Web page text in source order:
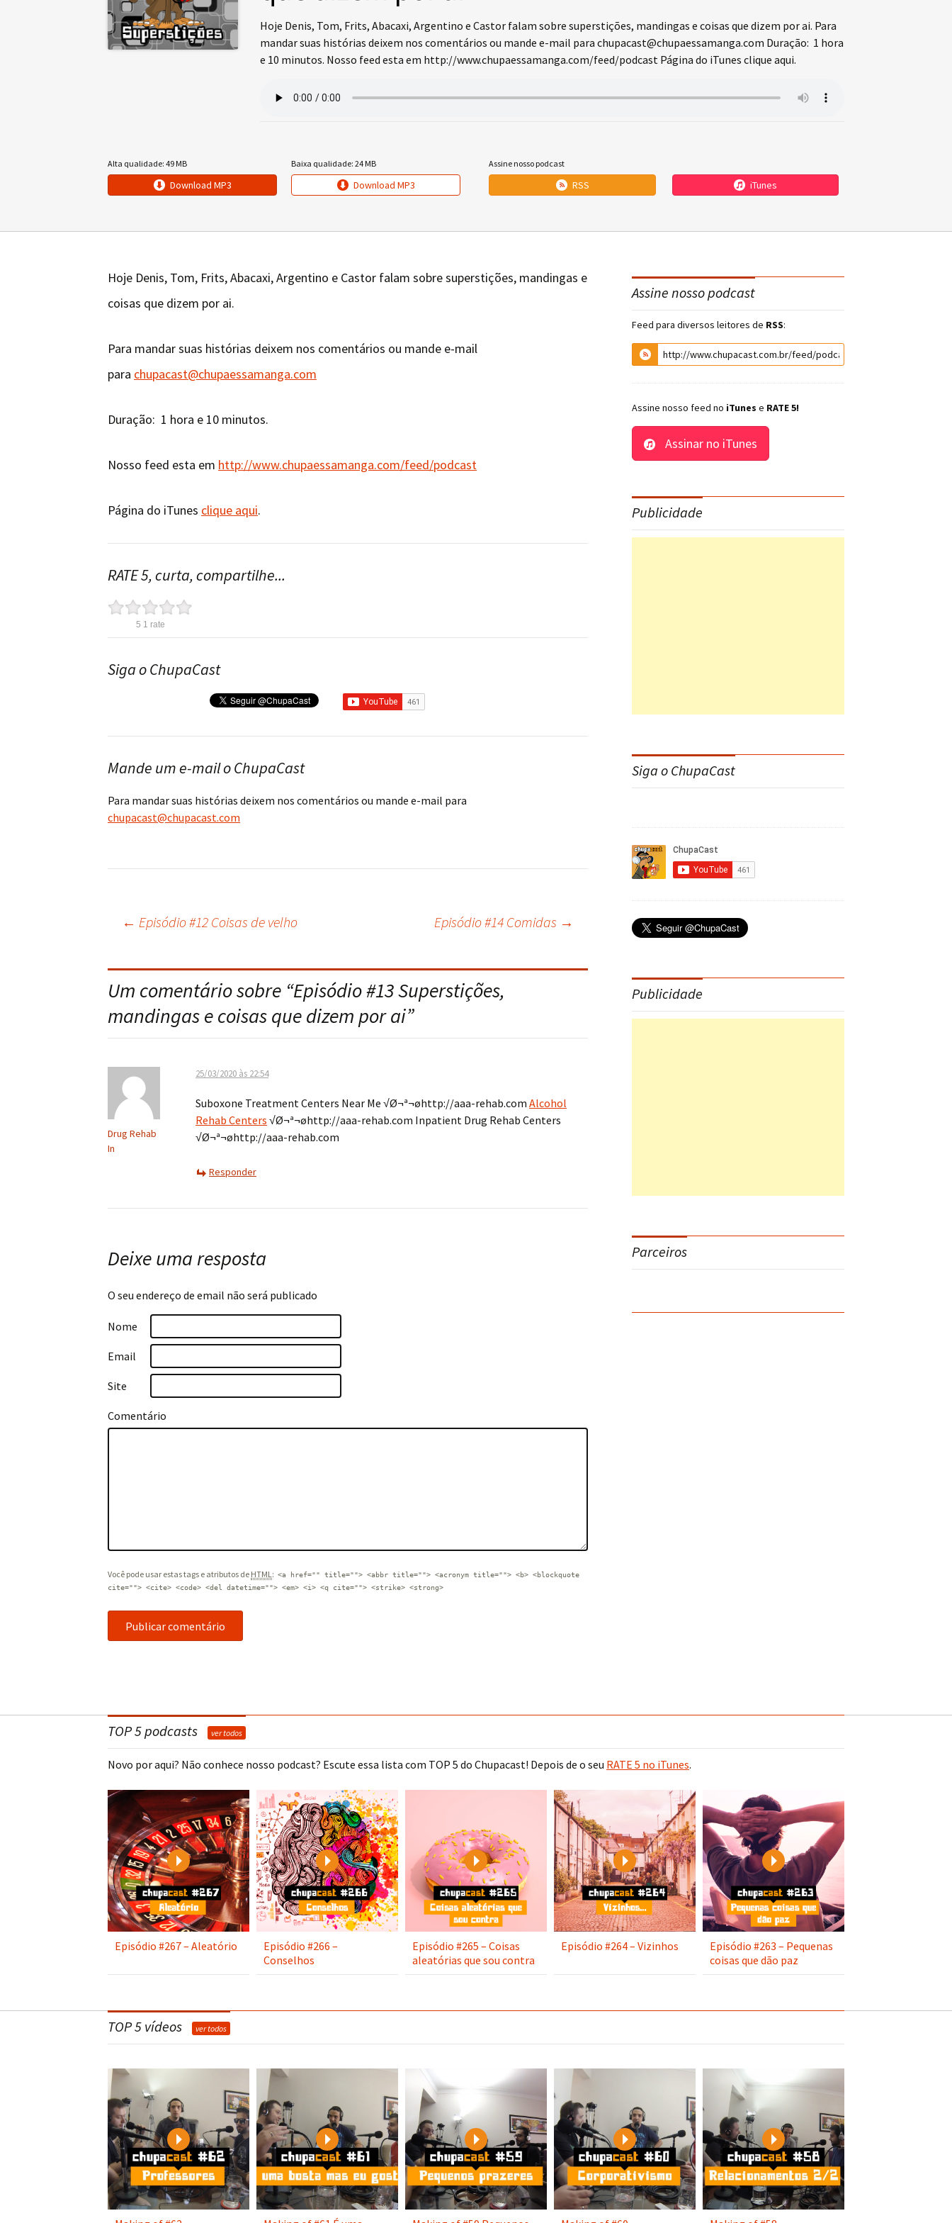
Hoje Denis, Tom, Frits, Abacaxi, Argentino e Castor falam sobre superstições, mandingas e coisas que dizem por ai. Para
mandar suas histórias deixem nos comentários ou mande e-mail para chupacast@chupaessamanga.com Duração: 1 hora
e 10 minutos. Nosso feed esta em http://www.chupaessamanga.com/feed/podcast Página do iTunes clique aqui.
Alta qualidade: 49 MB
Download MP3
Baixa qualidade: 24 MB
Download MP3
Assine nosso podcast
RSS iTunes
Hoje Denis, Tom, Frits, Abacaxi, Argentino e Castor falam sobre superstições, mandingas e
coisas que dizem por ai.
Para mandar suas histórias deixem nos comentários ou mande e-mail
para chupacast@chupaessamanga.com
Duração: 1 hora e 10 minutos.
Nosso feed esta em http://www.chupaessamanga.com/feed/podcast
Página do iTunes clique aqui.
RATE 5, curta, compartilhe...
5 1 rate
Siga o ChupaCast
Mande um e-mail o ChupaCast
Para mandar suas histórias deixem nos comentários ou mande e-mail para
chupacast@chupacast.com
Navegação
do
post
← Episódio #12 Coisas de velho Episódio #14 Comidas →
Um comentário sobre “Episódio #13 Superstições,
mandingas e coisas que dizem por ai”
Drug Rehab
In
25/03/2020 às 22:54
Suboxone Treatment Centers Near Me √Ø¬ª¬øhttp://aaa-rehab.com Alcohol
Rehab Centers √Ø¬ª¬øhttp://aaa-rehab.com Inpatient Drug Rehab Centers
√Ø¬ª¬øhttp://aaa-rehab.com
Responder
Deixe uma resposta
O seu endereço de email não será publicado
Nome
Email
Site
Comentário
Você pode usar estas tags e atributos de HTML: <a href="" title=""> <abbr title=""> <acronym title=""> <b> <blockquote
cite=""> <cite> <code> <del datetime=""> <em> <i> <q cite=""> <strike> <strong>
Assine nosso podcast
Feed para diversos leitores de RSS:
Assine nosso feed no iTunes e RATE 5!
Assinar no iTunes
Publicidade
Siga o ChupaCast
Publicidade
Parceiros
TOP 5 podcasts ver todos
Novo por aqui? Não conhece nosso podcast? Escute essa lista com TOP 5 do Chupacast! Depois de o seu RATE 5 no iTunes.
Play
Episódio #267 – Aleatório
Play
Episódio #266 –
Conselhos
Play
Episódio #265 – Coisas
aleatórias que sou contra
Play
Episódio #264 – Vizinhos
Play
Episódio #263 – Pequenas
coisas que dão paz
TOP 5 vídeos ver todos
Play Play Play Play Play